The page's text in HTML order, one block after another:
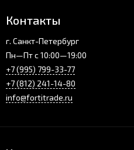
Контакты
г. Санкт-Петербург
Пн—Пт с 10:00—19:00
+7 (995) 799-33-77
+7 (812) 241-14-80
info@fortitrade.ru